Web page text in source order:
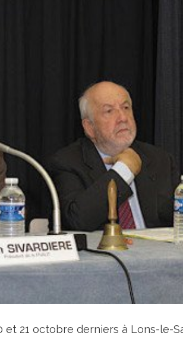
21 octobre derniers à Lons-le-